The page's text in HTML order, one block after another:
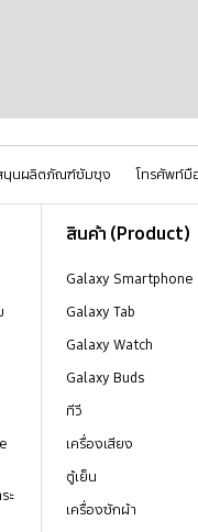
นุนผลิตภัณฑ์ซัมซุง โทรศัพท์มื
ะ
สินค้า (Product)
Galaxy Smartphone
Galaxy Tab
Galaxy Watch
Galaxy Buds
ทีวี
เครื่องเสียง
ตู้เย็น
เครื่องซักผ้า